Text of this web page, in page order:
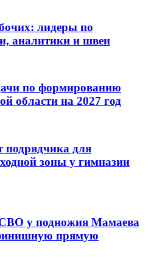
лидеры по
аналитики и швеи
по формированию
области на 2027 год
подрядчика для
зоны у гимназии
СВО у подножия Мамаева
прямую